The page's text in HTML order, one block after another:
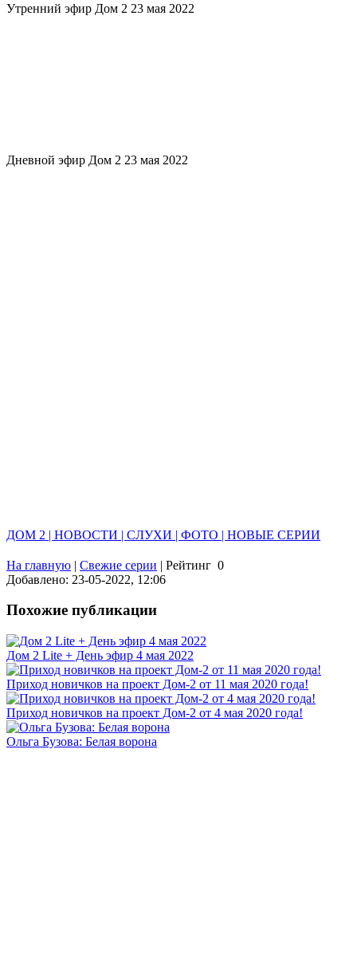
Утренний эфир Дом 2 23 мая 2022
Дневной эфир Дом 2 23 мая 2022
ДОМ 2 | НОВОСТИ | СЛУХИ | ФОТО | НОВЫЕ СЕРИИ
На главную | Свежие серии | Рейтинг 0
Добавлено: 23-05-2022, 12:06
Похожие публикации
Дом 2 Lite + День эфир 4 мая 2022
Приход новичков на проект Дом-2 от 11 мая 2020 года!
Приход новичков на проект Дом-2 от 4 мая 2020 года!
Ольга Бузова: Белая ворона